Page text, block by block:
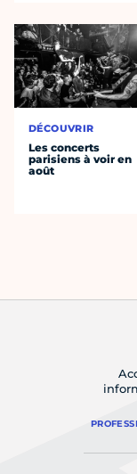
DÉCOUVRIR
Les concerts
parisiens à voir en
août